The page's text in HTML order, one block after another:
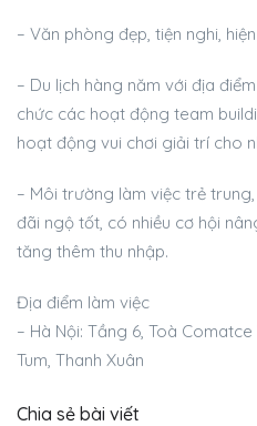
– Văn phòng đẹp, tiện nghi,
– Du lịch hàng năm với địa
chức các hoạt động team
hoạt động vui chơi giải trí cho
– Môi trường làm việc trẻ
đãi ngộ tốt, có nhiều cơ hội
tăng thêm thu nhập.
Địa điểm làm việc
– Hà Nội: Tầng 6, Toà
Tum, Thanh Xuân
Chia sẻ bài viết